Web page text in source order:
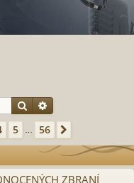
Hledat
5 56
ZBRANÍ